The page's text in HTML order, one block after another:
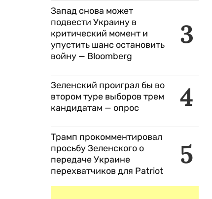
3
Запад снова может
подвести Украину в
критический момент и
упустить шанс остановить
войну — Bloomberg
4
Зеленский проиграл бы во
втором туре выборов трем
кандидатам — опрос
5
Трамп прокомментировал
просьбу Зеленского о
передаче Украине
перехватчиков для Patriot